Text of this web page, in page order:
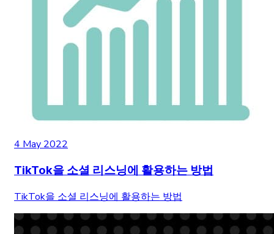
4 May 2022
TikTok을 소셜 리스닝에 활용하는 방법
TikTok을 소셜 리스닝에 활용하는 방법